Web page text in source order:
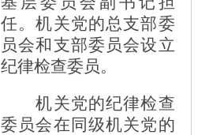
任。机关党的总支部委
员会和支部委员会设立
纪律检查委员。
机关党的纪律检查
委员会在同级机关党的